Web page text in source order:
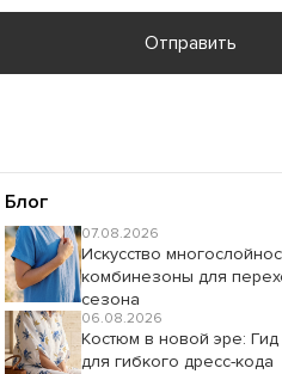
Отправить
Блог
07.08.2026
Искусство
комбинезоны для
сезона
06.08.2026
Костюм в новой эре: Гид
для гибкого дресс-кода